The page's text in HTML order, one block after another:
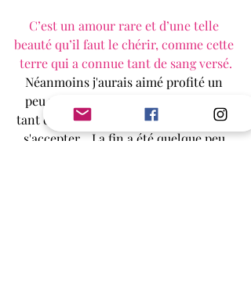
C’est un amour rare et d’une telle
beauté qu’il faut le chérir, comme cette
terre qui a connue tant de sang versé.
Néanmoins j'aurais aimé profité un
peu plus de ce couple qui va mettre
tant de temps à se trouver réellement,
s'accepter... La fin a été quelque peu